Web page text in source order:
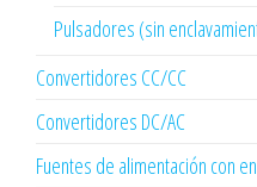
Pulsadores (sin
Convertidores CC/CC
Convertidores DC/AC
Fuentes de alimentación con